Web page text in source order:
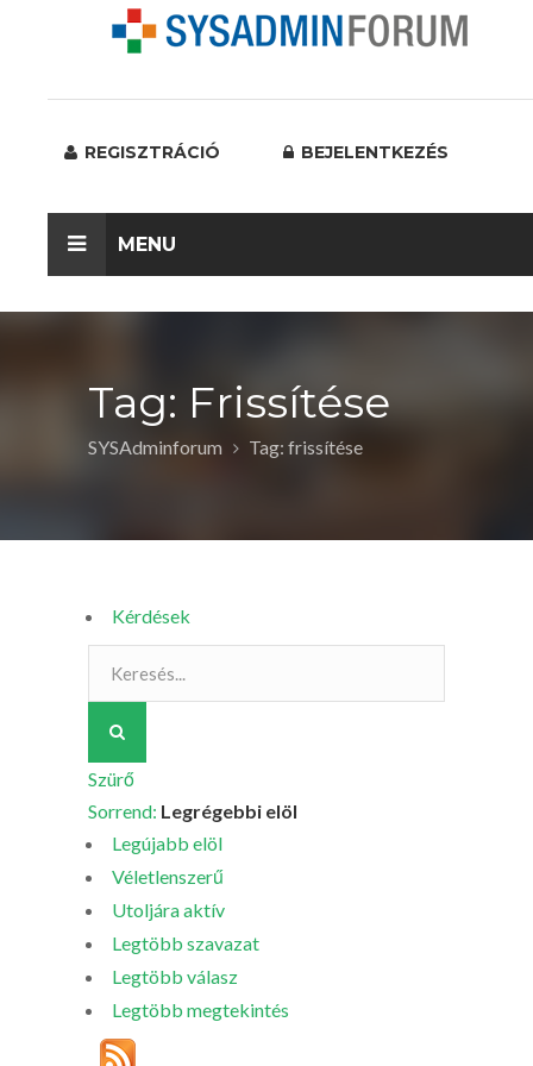
REGISZTRÁCIÓ BEJELENTKEZÉS
MENU
Tag: Frissítése
SYSAdminforum Tag: frissítése
Kérdések
Szürő
Sorrend: Legrégebbi elöl
Legújabb elöl
Véletlenszerű
Utoljára aktív
Legtöbb szavazat
Legtöbb válasz
Legtöbb megtekintés